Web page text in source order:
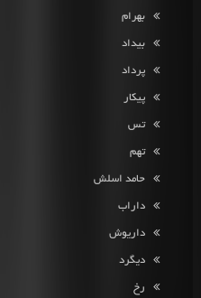
بهرام
بیداد
پرداد
پیکار
تس
تهم
حامد اسلش
داراب
داریوش
دیگرد
رخ